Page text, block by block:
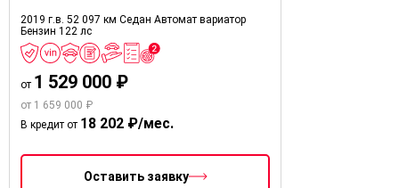
2019 г.в. 52 097 км Седан Автомат вариатор
Бензин 122 лс
от 1 529 000 ₽
от 1 659 000 ₽
В кредит от 18 202 ₽/мес.
Оставить заявку